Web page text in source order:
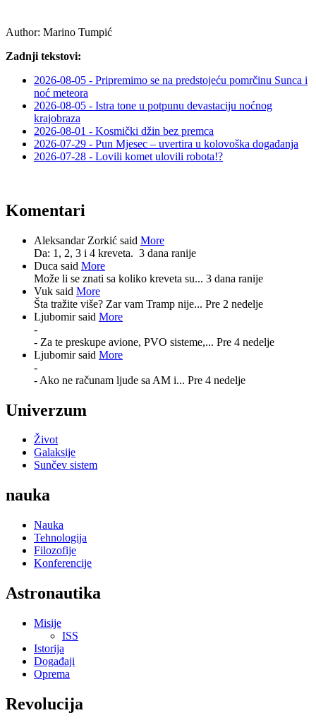
Author: Marino Tumpić
Zadnji tekstovi:
2026-08-05 - Pripremimo se na predstojeću pomrčinu Sunca i
noć meteora
2026-08-05 - Istra tone u potpunu devastaciju noćnog
krajobraza
2026-08-01 - Kosmički džin bez premca
2026-07-29 - Pun Mjesec – uvertira u kolovoška događanja
2026-07-28 - Lovili komet ulovili robota!?
Komentari
Aleksandar Zorkić said More
Da: 1, 2, 3 i 4 kreveta. 3 dana ranije
Duca said More
Može li se znati sa koliko kreveta su... 3 dana ranije
Vuk said More
Šta tražite više? Zar vam Tramp nije... Pre 2 nedelje
Ljubomir said More
-
- Za te preskupe avione, PVO sisteme,... Pre 4 nedelje
Ljubomir said More
-
- Ako ne računam ljude sa AM i... Pre 4 nedelje
Univerzum
Život
Galaksije
Sunčev sistem
nauka
Nauka
Tehnologija
Filozofije
Konferencije
Astronautika
Misije
ISS
Istorija
Događaji
Oprema
Revolucija